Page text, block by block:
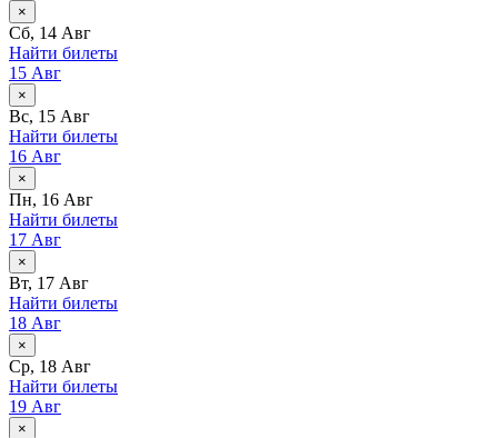
×
Сб, 14 Авг
Найти билеты
15 Авг
×
Вс, 15 Авг
Найти билеты
16 Авг
×
Пн, 16 Авг
Найти билеты
17 Авг
×
Вт, 17 Авг
Найти билеты
18 Авг
×
Ср, 18 Авг
Найти билеты
19 Авг
×